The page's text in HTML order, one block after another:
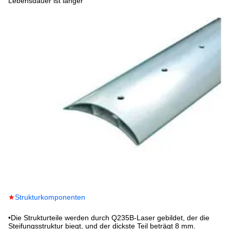
★Strukturkomponenten
•Die Strukturteile werden durch Q235B-Laser gebildet, der die
Steifungsstruktur biegt, und der dickste Teil beträgt 8 mm.